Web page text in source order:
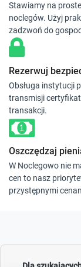
Stawiamy na
noclegów. Użyj
zadzwoń do
Rezerwuj
Obsługa instytucji
transmisji
transakcji.
Oszczędzaj
W Noclegowo nie
cen to nasz
przystępnymi